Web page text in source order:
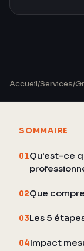
Accueil/Services/
SOMMAIRE
01Qu'est-ce
02Que
03Les 5
04Impact